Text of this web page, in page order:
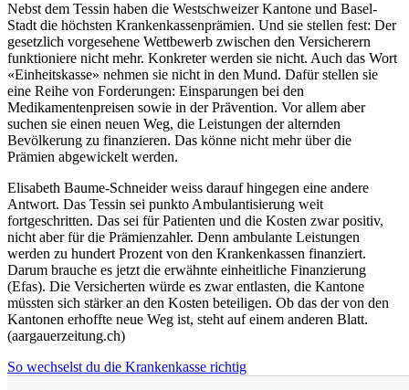
Nebst dem Tessin haben die Westschweizer Kantone und Basel-
Stadt die höchsten Krankenkassenprämien. Und sie stellen fest: Der
gesetzlich vorgesehene Wettbewerb zwischen den Versicherern
funktioniere nicht mehr. Konkreter werden sie nicht. Auch das Wort
«Einheitskasse» nehmen sie nicht in den Mund. Dafür stellen sie
eine Reihe von Forderungen: Einsparungen bei den
Medikamentenpreisen sowie in der Prävention. Vor allem aber
suchen sie einen neuen Weg, die Leistungen der alternden
Bevölkerung zu finanzieren. Das könne nicht mehr über die
Prämien abgewickelt werden.
Elisabeth Baume-Schneider weiss darauf hingegen eine andere
Antwort. Das Tessin sei punkto Ambulantisierung weit
fortgeschritten. Das sei für Patienten und die Kosten zwar positiv,
nicht aber für die Prämienzahler. Denn ambulante Leistungen
werden zu hundert Prozent von den Krankenkassen finanziert.
Darum brauche es jetzt die erwähnte einheitliche Finanzierung
(Efas). Die Versicherten würde es zwar entlasten, die Kantone
müssten sich stärker an den Kosten beteiligen. Ob das der von den
Kantonen erhoffte neue Weg ist, steht auf einem anderen Blatt.
(aargauerzeitung.ch)
So wechselst du die Krankenkasse richtig